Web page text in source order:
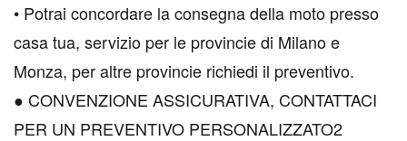
• Potrai concordare la consegna della moto presso
casa tua, servizio per le provincie di Milano e
Monza, per altre provincie richiedi il preventivo.
● CONVENZIONE ASSICURATIVA, CONTATTACI
PER UN PREVENTIVO PERSONALIZZATO2